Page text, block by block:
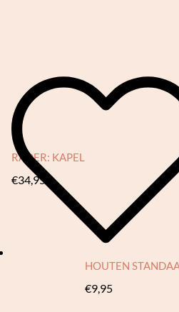
RÄDER: KAPEL
€34,95
HOUTEN
€9,95